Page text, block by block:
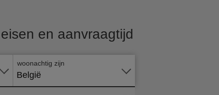
en aanvraagtijd
woonachtig zijn
België
online